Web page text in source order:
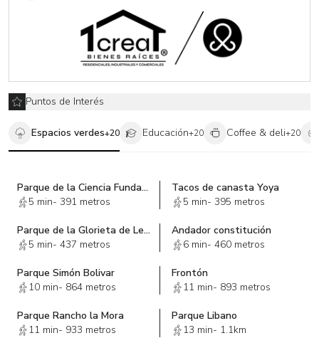
Puntos de Interés
Espacios verdes+20 Educación+20 Coffee & deli+20
Parque de la Ciencia Fundadores
5 min- 391 metros
Tacos de canasta Yoya
5 min- 395 metros
Parque de la Glorieta de Lerdo
5 min- 437 metros
Andador constitución
6 min- 460 metros
Parque Simón Bolivar
10 min- 864 metros
Frontón
11 min- 893 metros
Parque Rancho la Mora
11 min- 933 metros
Parque Libano
13 min- 1.1km